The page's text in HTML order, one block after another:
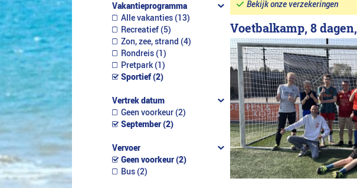
Vakantieprogramma
Alle vakanties (13)
Recreatief (5)
Zon, zee, strand (4)
Rondreis (1)
Pretpark (1)
Sportief (2)
Vertrek datum
Geen voorkeur (2)
September (2)
Vervoer
Geen voorkeur (2)
Bus (2)
Bekijk onze verzekeringen
Voetbalkamp, 8 dagen,